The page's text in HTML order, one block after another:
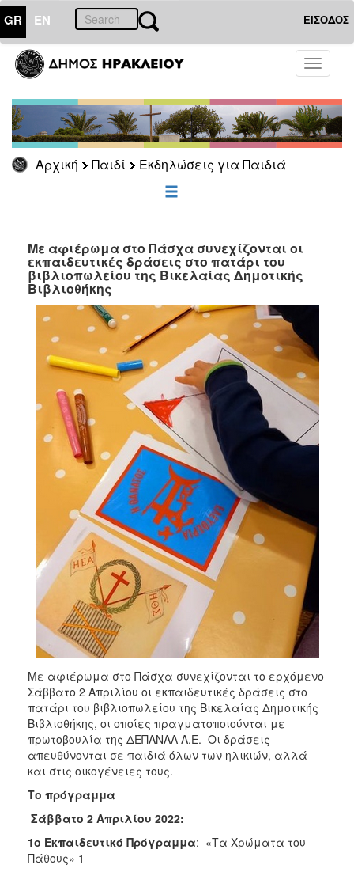
GR EN ΕΙΣΟΔΟΣ
Toggle
Αρχική Παιδί Εκδηλώσεις για Παιδιά
ΠΑΙΔΙ
για
Παιδιά
ΕΠΙΣΚΕΠΤΗΣ
ΗΡΑΚΛΕΙΟ
Με αφιέρωμα στο Πάσχα συνεχίζονται οι
εκπαιδευτικές δράσεις στο πατάρι του
βιβλιοπωλείου της Βικελαίας Δημοτικής
Βιβλιοθήκης
Με αφιέρωμα στο Πάσχα συνεχίζονται το ερχόμενο
Σάββατο 2 Απριλίου οι εκπαιδευτικές δράσεις στο
πατάρι του βιβλιοπωλείου της Βικελαίας Δημοτικής
Βιβλιοθήκης, οι οποίες πραγματοποιούνται με
πρωτοβουλία της ΔΕΠΑΝΑΛ Α.Ε. Οι δράσεις
απευθύνονται σε παιδιά όλων των ηλικιών, αλλά
και στις οικογένειες τους.
Το πρόγραμμα
Σάββατο 2 Απριλίου 2022:
1ο Εκπαιδευτικό Πρόγραμμα: «Τα Χρώματα του
Πάθους» 1